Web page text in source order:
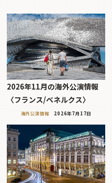
2026年11月の海外公演情報
〈フランス/ベネルクス〉
海外公演情報 2026年7月17日